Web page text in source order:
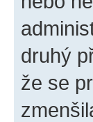
druhý
že se